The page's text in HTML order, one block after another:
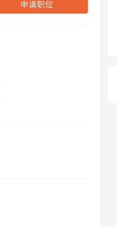
申请职位